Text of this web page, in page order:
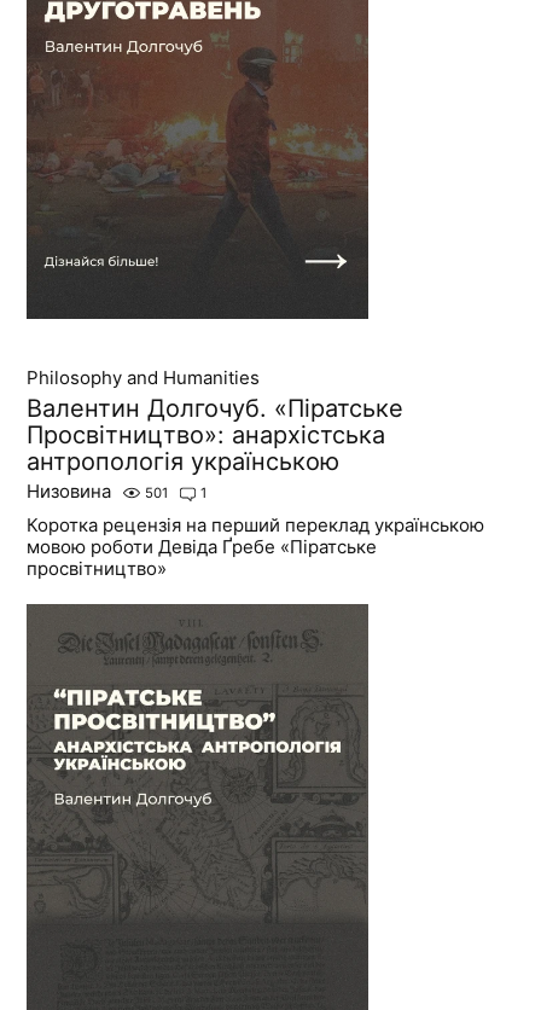
Philosophy and Humanities
Валентин Долгочуб. «Піратське
Просвітництво»: анархістська
антропологія українською
Низовина 501 1
Коротка рецензія на перший переклад українською
мовою роботи Девіда Ґребе «Піратське
просвітництво»